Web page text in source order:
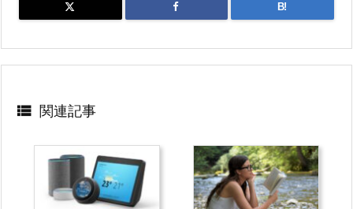
B!
 関連記事